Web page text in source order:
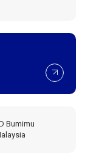
Bumimu